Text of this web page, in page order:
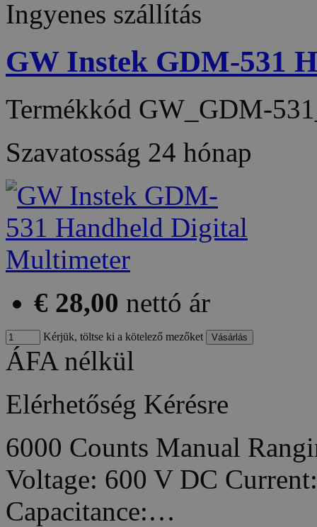
Ingyenes szállítás
GW Instek GDM-531
Termékkód GW_GDM-
Szavatosság 24 hónap
€ 28,00 nettó ár
Kérjük, töltse ki a kötelező mezőket
ÁFA nélkül
Elérhetőség Kérésre
6000 Counts Manual
Voltage: 600 V DC
Capacitance:…